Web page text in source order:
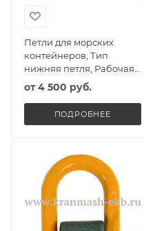
Петли для морских
контейнеров, Тип
нижняя петля, Рабочая
нагрузка при вертик.
подъеме 40тн, Вес/
компл. 4шт 19,2кг
от4 500 руб.
ПОДРОБНЕЕ